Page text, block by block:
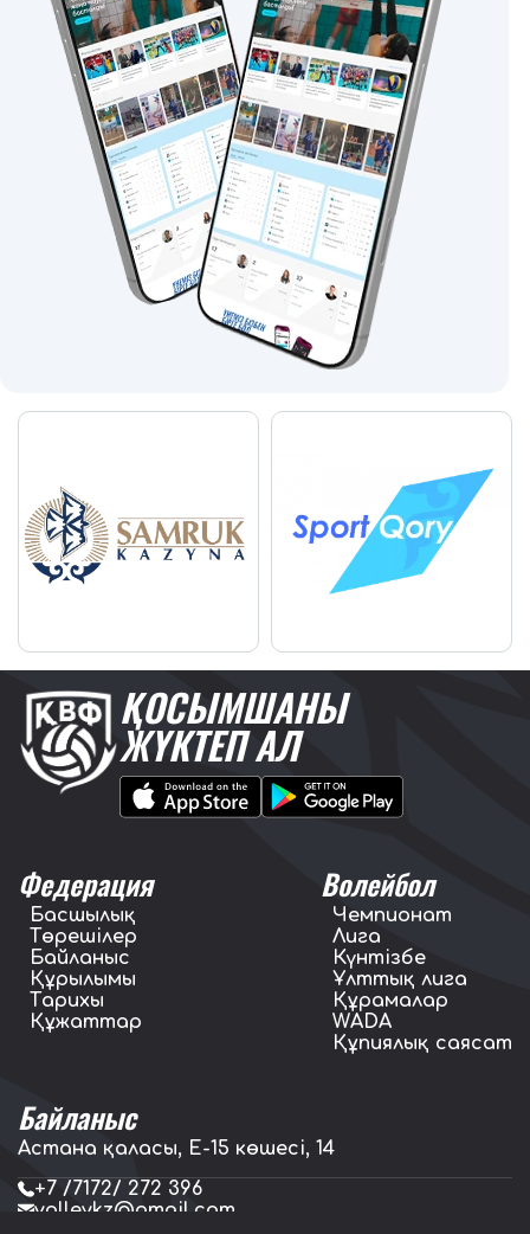
ҚОСЫМШАНЫ
ЖҮКТЕП АЛ
Федерация
Басшылық
Төрешілер
Байланыс
Құрылымы
Тарихы
Құжаттар
Волейбол
Чемпионат
Лига
Күнтізбе
Ұлттық лига
Құрамалар
WADA
Құпиялық саясат
Байланыс
Астана қаласы, E-15 көшесі, 14
+7 /7172/ 272 396
volleykz@gmail.com